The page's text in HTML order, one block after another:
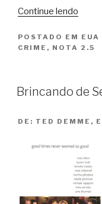
Continue lendo
Você
Fazer
to
do
in
POSTADO EM EUA
CRIME , NOTA 2.5
Brincando de
DE: TED DEMME,